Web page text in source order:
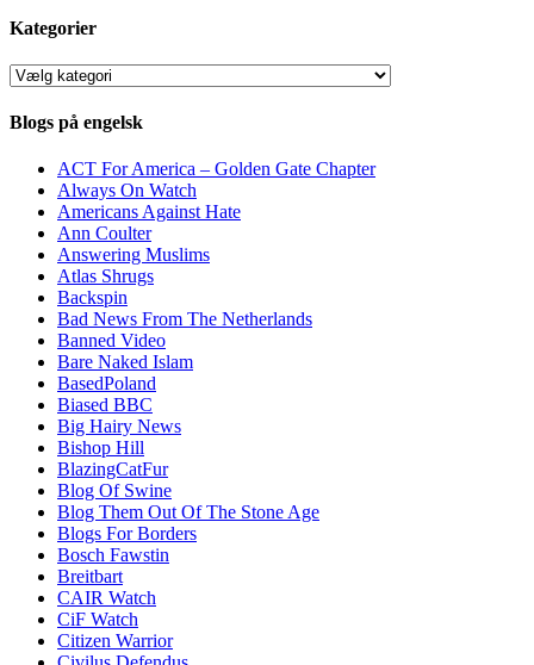
Kategorier
Kategorier
Blogs på engelsk
ACT For America – Golden Gate Chapter
Always On Watch
Americans Against Hate
Ann Coulter
Answering Muslims
Atlas Shrugs
Backspin
Bad News From The Netherlands
Banned Video
Bare Naked Islam
BasedPoland
Biased BBC
Big Hairy News
Bishop Hill
BlazingCatFur
Blog Of Swine
Blog Them Out Of The Stone Age
Blogs For Borders
Bosch Fawstin
Breitbart
CAIR Watch
CiF Watch
Citizen Warrior